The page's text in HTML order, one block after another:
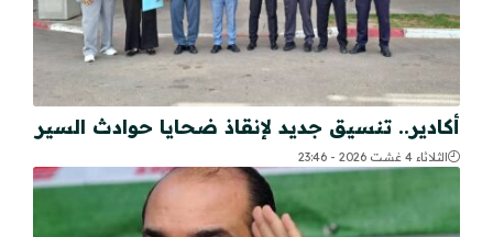
أكادير.. تنسيق جديد لإنقاذ ضحايا حوادث السير
الثلاثاء 4 غشت 2026 - 23:46